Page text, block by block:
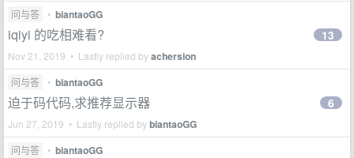
问与答 • biantaoGG
iqiyi 的吃相难看?
Nov 21, 2019 • Lastly replied byachersion
13
问与答 • biantaoGG
迫于码代码,求推荐显示器
Jun 27, 2019 • Lastly replied bybiantaoGG
6
问与答 • biantaoGG